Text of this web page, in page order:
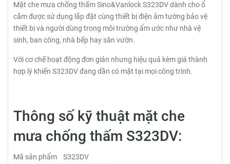
Mặt che mưa chống thấm Sino&Vanlock S323DV dành cho ổ
cắm được sử dụng lắp đặt cùng thiết bị điện âm tường bảo vệ
thiết bị và người dùng trong môi trường ẩm ước như nhà vệ
sinh, ban công, nhà bếp hay sân vườn.
Với cơ chế hoạt động đơn giản nhưng hiệu quả kèm giá thành
hợp lý khiến S323DV đang dần có mặt tại mọi công trình.
Thông số kỹ thuật mặt che
mưa chống thấm S323DV:
Mã sản phẩm S323DV